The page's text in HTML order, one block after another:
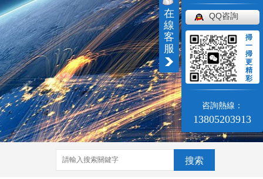
在
線
客
服
QQ咨詢
掃
一
掃
更
精
彩
咨詢熱線：
13805203913